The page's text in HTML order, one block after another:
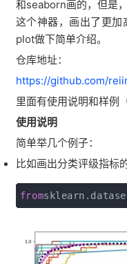
和seaborn画的，但是
这个神器，画出了更
plot做下简单介绍。
仓库地址：
https://github.com/
里面有使用说明和样例
使用说明
简单举几个例子：
比如画出分类评级指标
from